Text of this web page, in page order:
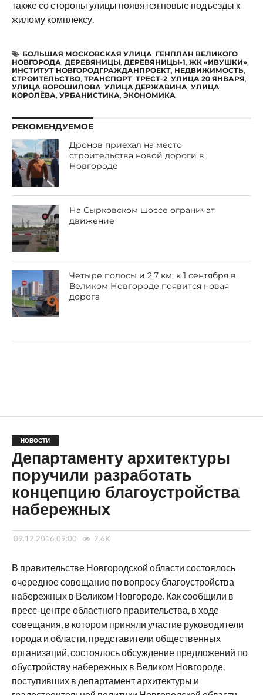
также со стороны улицы появятся новые подъезды к
жилому комплексу.
БОЛЬШАЯ МОСКОВСКАЯ УЛИЦА, ГЕНПЛАН ВЕЛИКОГО
НОВГОРОДА, ДЕРЕВЯНИЦЫ, ДЕРЕВЯНИЦЫ-1, ЖК «ИВУШКИ»,
ИНСТИТУТ НОВГОРОДГРАЖДАНПРОЕКТ, НЕДВИЖИМОСТЬ,
СТРОИТЕЛЬСТВО, ТРАНСПОРТ, ТРЕСТ-2, УЛИЦА 20 ЯНВАРЯ,
УЛИЦА ВОРОШИЛОВА, УЛИЦА ДЕРЖАВИНА, УЛИЦА
КОРОЛЁВА, УРБАНИСТИКА, ЭКОНОМИКА
РЕКОМЕНДУЕМОЕ
Дронов приехал на место
строительства новой дороги в
Новгороде
На Сырковском шоссе ограничат
движение
Четыре полосы и 2,7 км: к 1 сентября в
Великом Новгороде появится новая
дорога
НОВОСТИ
Департаменту архитектуры
поручили разработать
концепцию благоустройства
набережных
09.12.2016 09:00 2.6K
В правительстве Новгородской области состоялось
очередное совещание по вопросу благоустройства
набережных в Великом Новгороде. Как сообщили в
пресс-центре областного правительства, в ходе
совещания, в котором приняли участие руководители
города и области, представители общественных
организаций, состоялось обсуждение предложений по
обустройству набережных в Великом Новгороде,
поступивших в департамент архитектуры и